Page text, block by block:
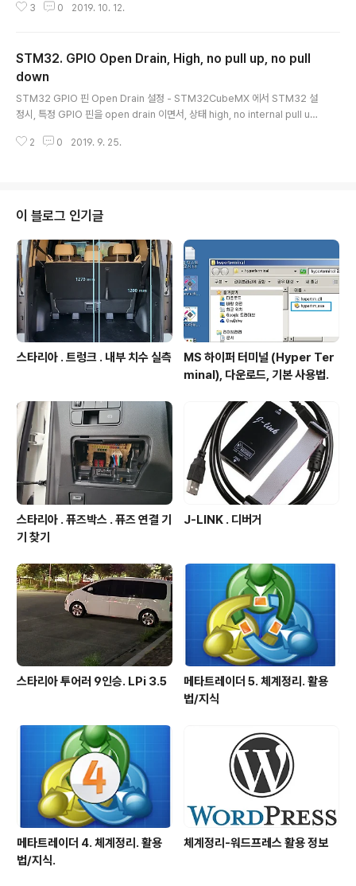
Dual Bank Mode - DB1M bit 을 1로 하면 Dual Bank
ead width : 72 bits (= 64bits + 8 ECC bits) - eras
e : Bank2 지우기 할려면 Bank2 의 page 번호가 프로
그래밍되어야 함. Single Bank Mode - DB1M bit 을 0
으로 하면 Single Bank Mo..
3 0 2019. 10. 12.
STM32. GPIO Open Drain, High, no pull up, no pull
down
STM32 GPIO 핀 Open Drain 설정 - STM32CubeMX 에서 STM32 설
정시, 특정 GPIO 핀을 open drain 이면서, 상태 high, no internal pull up,
연결되는것의 상태가 무엇이든 안전함. - open drain 은 핀 설정을 output 으
월 25일 최종수정 : 본 글 단축..
2 0 2019. 9. 25.
이 블로그 인기글
스타리아 . 트렁크 . 내부 치수 실측
MS 하이퍼 터미널 (Hyper Ter
minal), 다운로드, 기본 사용법.
스타리아 . 퓨즈박스 . 퓨즈 연결 기
기 찾기
J-LINK . 디버거
스타리아 투어러 9인승. LPi 3.5
메타트레이더 5. 체계정리. 활용
법/지식
메타트레이더 4. 체계정리. 활용
법/지식.
체계정리-워드프레스 활용 정보